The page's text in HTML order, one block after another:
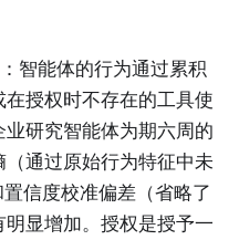
：智能体的行为通过累积
授权时不存在的工具使
研究智能体为期六周的
通过原始行为特征中未
信度校准偏差（省略了
显增加。授权是授予一